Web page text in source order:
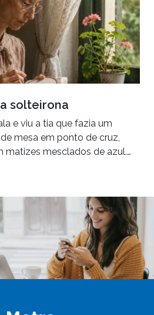
solteirona
e viu a tia que fazia um
mesa em ponto de cruz,
matizes mesclados de azul.…